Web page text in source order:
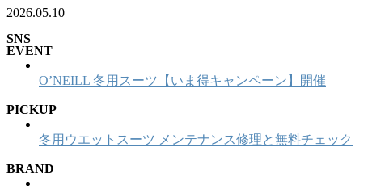
2026.05.10
SNS
EVENT
O’NEILL 冬用スーツ【いま得キャンペーン】開催
PICKUP
冬用ウエットスーツ メンテナンス修理と無料チェック
BRAND